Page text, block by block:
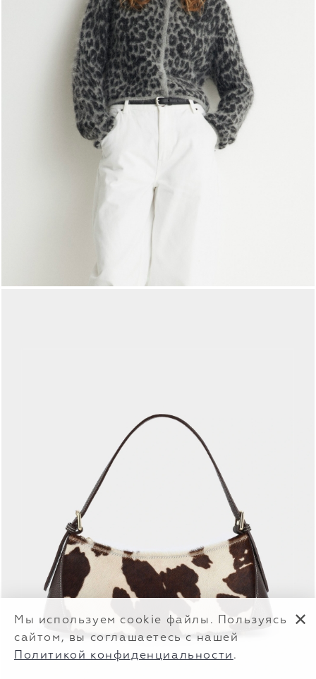
Мы используем cookie файлы. Пользуясь
сайтом, вы соглашаетесь с нашей
Политикой конфиденциальности .
✕